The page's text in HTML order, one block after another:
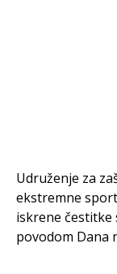
Udruženje za
ekstremne
iskrene čestitke
povodom Dana